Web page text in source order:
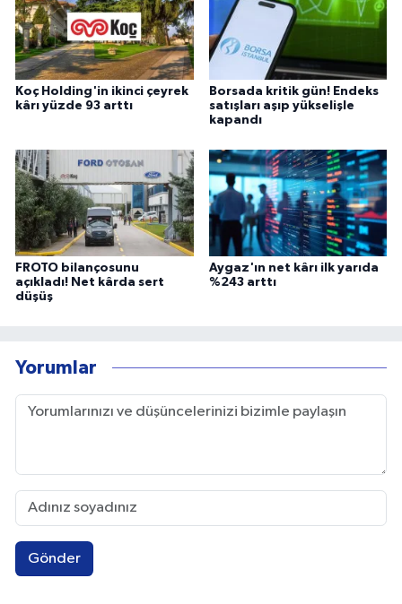
Koç Holding'in ikinci çeyrek
kârı yüzde 93 arttı
Borsada kritik gün! Endeks
satışları aşıp yükselişle
kapandı
FROTO bilançosunu
açıkladı! Net kârda sert
düşüş
Aygaz'ın net kârı ilk yarıda
%243 arttı
Yorumlar
Gönder